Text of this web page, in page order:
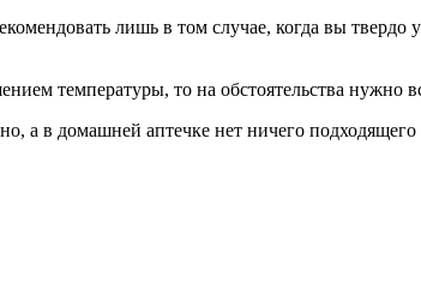
лишь в том случае, когда вы
температуры, то на обстоятельства нужно
а в домашней аптечке нет ничего